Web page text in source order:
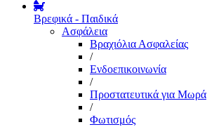
Βρεφικά - Παιδικά
Ασφάλεια
Βραχιόλια Ασφαλείας
/
Ενδοεπικοινωνία
/
Προστατευτικά για Μωρά
/
Φωτισμός